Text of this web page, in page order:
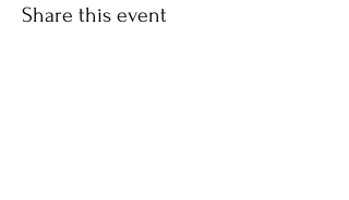
Share this event